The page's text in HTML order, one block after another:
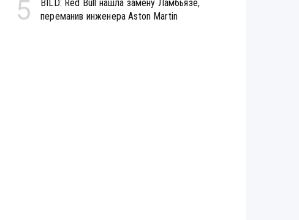
5
BILD: Red Bull нашла замену Ламбьязе,
переманив инженера Aston Martin